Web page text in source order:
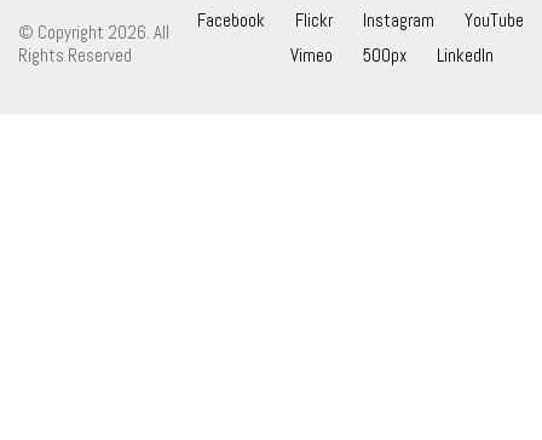
Facebook Flickr Instagram
YouTube
Vimeo
500px LinkedIn
© Copyright 2026. All
Rights Reserved